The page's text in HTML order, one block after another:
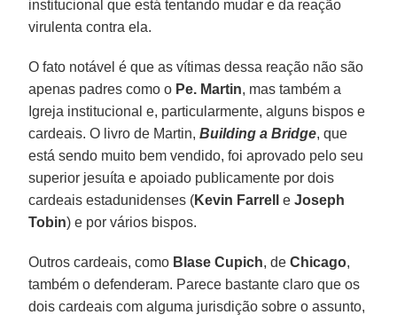
institucional que está tentando mudar e da reação
virulenta contra ela.
O fato notável é que as vítimas dessa reação não são
apenas padres como o Pe. Martin, mas também a
Igreja institucional e, particularmente, alguns bispos e
cardeais. O livro de Martin,Building a Bridge, que
está sendo muito bem vendido, foi aprovado pelo seu
superior jesuíta e apoiado publicamente por dois
cardeais estadunidenses (Kevin Farrell eJoseph
Tobin) e por vários bispos.
Outros cardeais, como Blase Cupich, deChicago,
também o defenderam. Parece bastante claro que os
dois cardeais com alguma jurisdição sobre o assunto,